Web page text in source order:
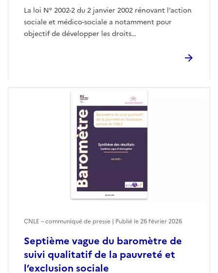
La loi N° 2002-2 du 2 janvier 2002 rénovant l’action
sociale et médico-sociale a notamment pour
objectif de développer les droits…
Septième vague du baromètre de
suivi qualitatif de la pauvreté et
l’exclusion sociale
CNLE – communiqué de presse | Publié le26 février 2026